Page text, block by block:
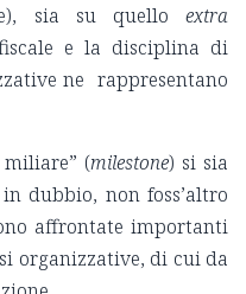
sia su quello extra
e la disciplina di
ne rappresentano
(milestone) si sia
dubbio, non foss’altro
affrontate importanti
organizzative, di cui da